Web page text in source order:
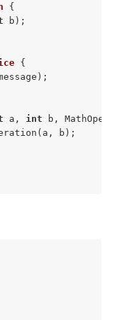
{
b) ;
{
;
a, int b,
b);